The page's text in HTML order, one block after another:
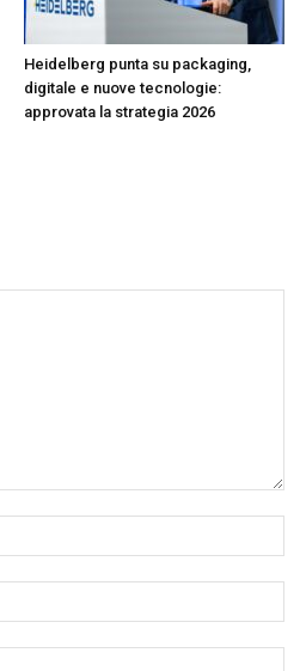
Heidelberg punta su packaging,
digitale e nuove tecnologie:
approvata la strategia 2026